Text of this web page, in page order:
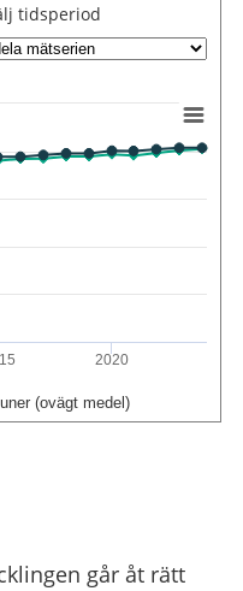
tidsperiod
(ovägt medel)
2020
går åt rätt